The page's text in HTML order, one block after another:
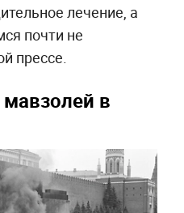
лечение, а
почти не
прессе.
в